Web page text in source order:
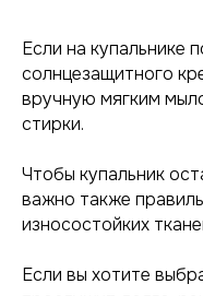
Если на купальнике
солнцезащитного
вручную мягким
стирки.
Чтобы купальник
важно также
износостойких
Если вы хотите